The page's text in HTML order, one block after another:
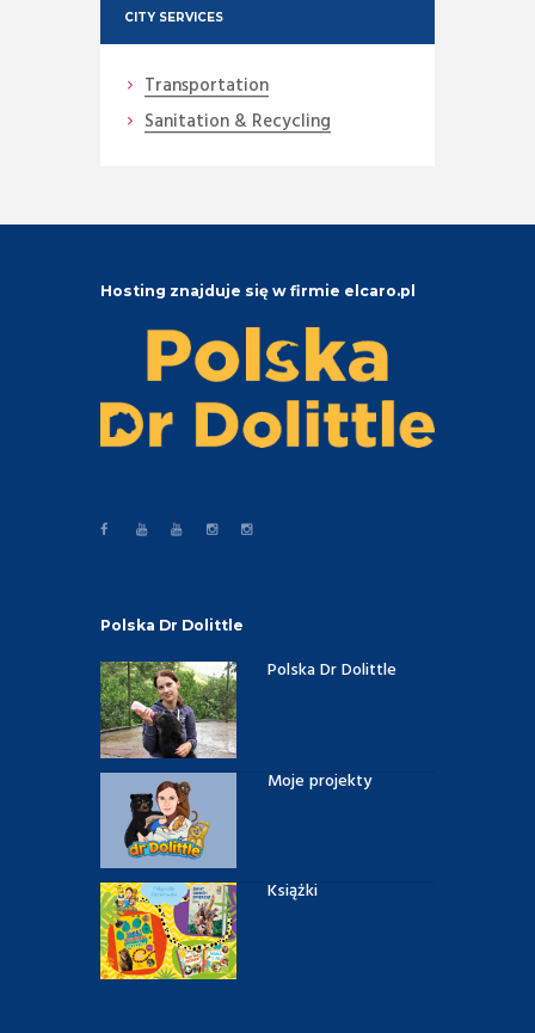
CITY SERVICES
Transportation
Sanitation & Recycling
Hosting znajduje się w firmie elcaro.pl
Polska Dr Dolittle
Polska Dr Dolittle
Moje projekty
Książki